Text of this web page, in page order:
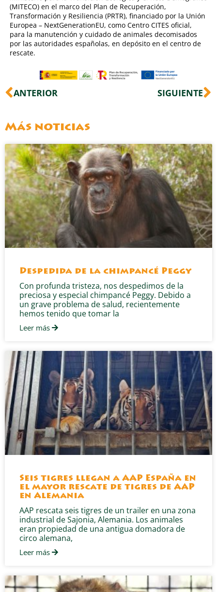
(MITECO) en el marco del Plan de Recuperación,
Transformación y Resiliencia (PRTR), financiado por la Unión
Europea – NextGenerationEU, como Centro CITES oficial,
para la manutención y cuidado de animales decomisados
por las autoridades españolas, en depósito en el centro de
rescate.
Ant
ANTERIOR SIGUIENTE
Más noticias
Despedida de la chimpancé Peggy
Con profunda tristeza, nos despedimos de la
preciosa y especial chimpancé Peggy. Debido a
un grave problema de salud, recientemente
hemos tenido que tomar la
Leer más
Seis tigres llegan a AAP España en
el mayor rescate de tigres de AAP
en Alemania
AAP rescata seis tigres de un trailer en una zona
industrial de Sajonia, Alemania. Los animales
eran propiedad de una antigua domadora de
circo alemana,
Leer más